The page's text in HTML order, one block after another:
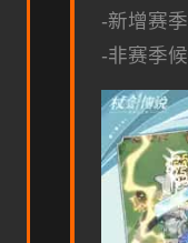
-新增赛
-非赛季